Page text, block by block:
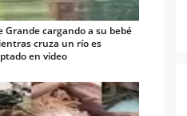
Grande cargando a su bebé
cruza un río es
en video